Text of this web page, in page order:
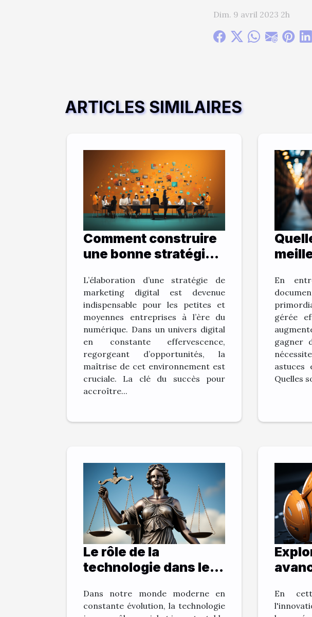
Dim. 9 avril 2023 2h
ARTICLES SIMILAIRES
Comment construire
une bonne stratégie
L’élaboration d’une stratégie de
marketing digital est devenue
indispensable pour les petites et
moyennes entreprises à l’ère du
numérique. Dans un univers digital
en constante effervescence,
regorgeant d’opportunités, la
maîtrise de cet environnement est
cruciale. La clé du succès pour
accroître...
du
En
gérée
gagner
astuces
Quelles
Le rôle de la
technologie dans les
Justice
Dans notre monde moderne en
constante évolution, la technologie
En